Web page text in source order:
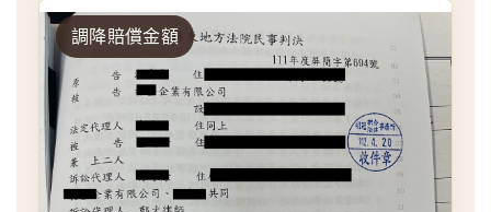
調降賠償金額